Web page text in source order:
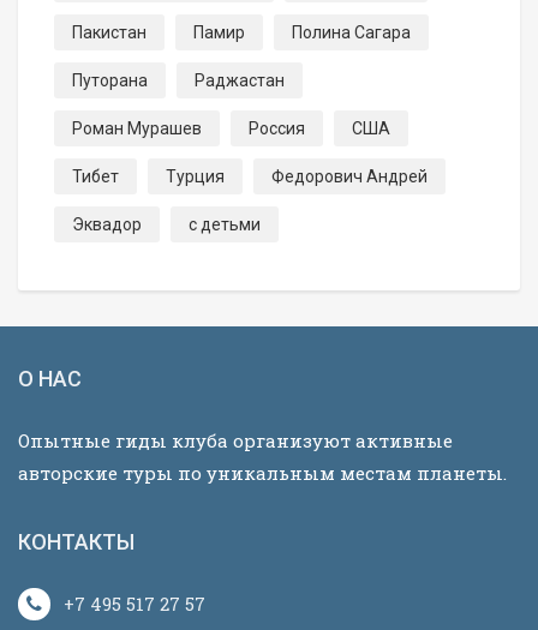
Пакистан Памир Полина Сагара
Путорана Раджастан
Роман Мурашев Россия США
Тибет Турция Федорович Андрей
Эквадор с детьми
О НАС
Опытные гиды клуба организуют активные
авторские туры по уникальным местам планеты.
КОНТАКТЫ
+7 495 517 27 57